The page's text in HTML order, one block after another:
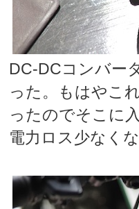
DC-DCコンバー
った。もはやこ
ったのでそこに
電力ロス少なく